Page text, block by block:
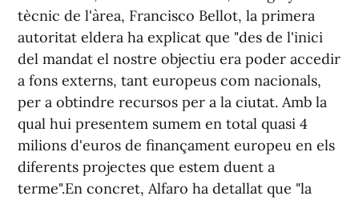
tècnic de l'àrea, Francisco Bellot, la primera
autoritat eldera ha explicat que "des de l'inici
del mandat el nostre objectiu era poder accedir
a fons externs, tant europeus com nacionals,
per a obtindre recursos per a la ciutat. Amb la
qual hui presentem sumem en total quasi 4
milions d'euros de finançament europeu en els
diferents projectes que estem duent a
terme".En concret, Alfaro ha detallat que "la